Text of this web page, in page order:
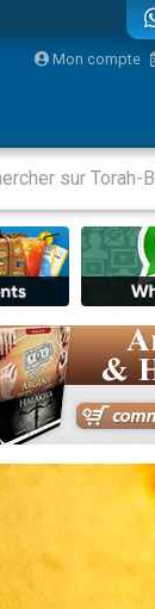
Mon compte
Livres